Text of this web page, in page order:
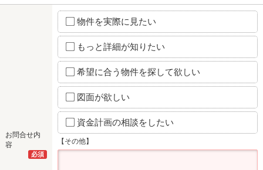
お問合せ内
容
必須
物件を実際に見たい
もっと詳細が知りたい
希望に合う物件を探して欲しい
図面が欲しい
資金計画の相談をしたい
【その他】